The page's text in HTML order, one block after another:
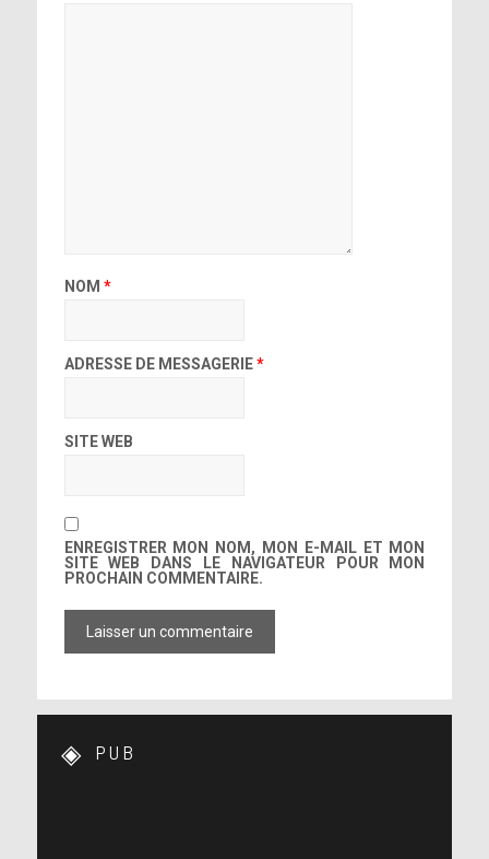
NOM *
ADRESSE DE MESSAGERIE*
SITE WEB
ENREGISTRER MON NOM, MON E-MAIL ET MON
SITE WEB DANS LE NAVIGATEUR POUR MON
PROCHAIN COMMENTAIRE.
PUB